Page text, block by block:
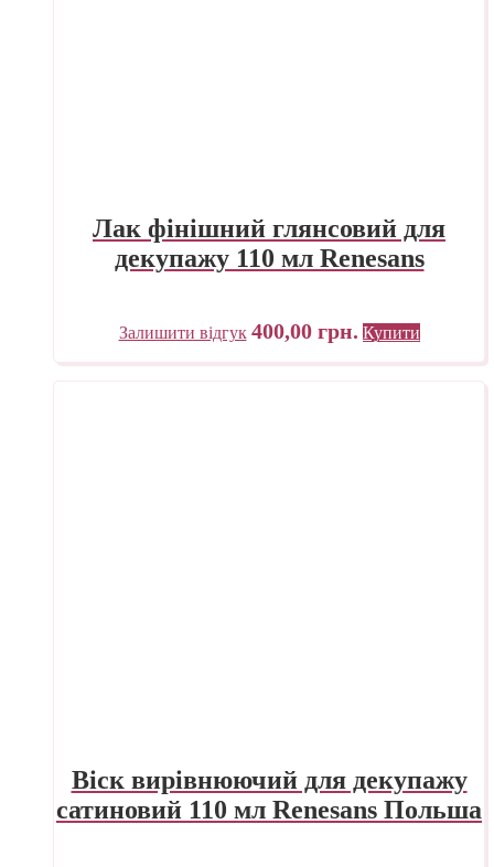
Лак фінішний глянсовий для
декупажу 110 мл Renesans
Залишити відгук 400,00 грн. Купити
Віск вирівнюючий для декупажу
сатиновий 110 мл Renesans Польша